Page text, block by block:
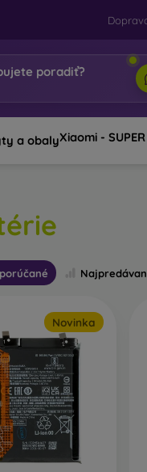
poradiť?
a obalyXiaomi - SUPER
Novinka